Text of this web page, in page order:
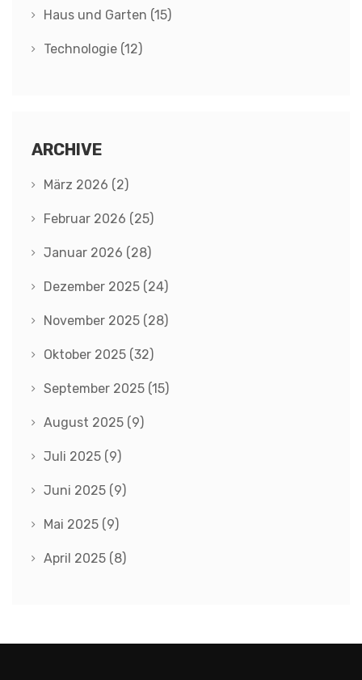
Haus und Garten (15)
Technologie (12)
ARCHIVE
März 2026 (2)
Februar 2026 (25)
Januar 2026 (28)
Dezember 2025 (24)
November 2025 (28)
Oktober 2025 (32)
September 2025 (15)
August 2025 (9)
Juli 2025 (9)
Juni 2025 (9)
Mai 2025 (9)
April 2025 (8)